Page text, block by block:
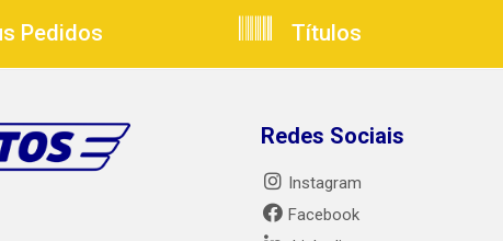
Pedidos Títulos
Redes Sociais
Instagram
Facebook